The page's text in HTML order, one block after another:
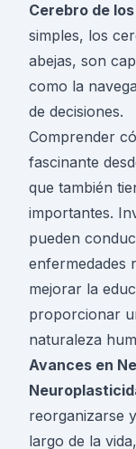
Cerebro de
simples, los
abejas, son
como la
de decisiones.
Comprender
fascinante
que también
importantes.
pueden
enfermedades
mejorar la
proporcionar
naturaleza
Avances en
reorganizarse
largo de la